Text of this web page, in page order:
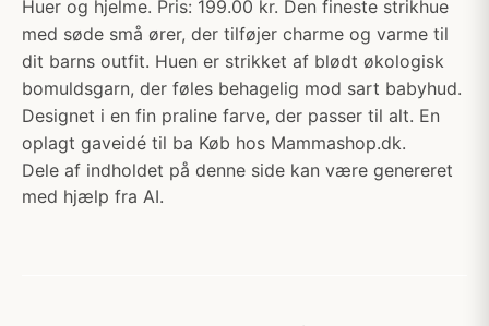
Huer og hjelme. Pris: 199.00 kr. Den fineste strikhue
med søde små ører, der tilføjer charme og varme til
dit barns outfit. Huen er strikket af blødt økologisk
bomuldsgarn, der føles behagelig mod sart babyhud.
Designet i en fin praline farve, der passer til alt. En
oplagt gaveidé til ba Køb hos Mammashop.dk.
Dele af indholdet på denne side kan være genereret
med hjælp fra AI.